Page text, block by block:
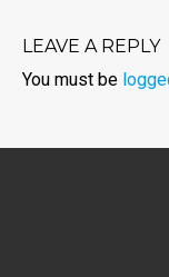
LEAVE A REPLY
You must be